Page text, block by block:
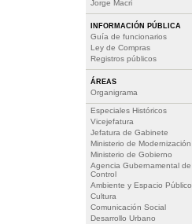
Jorge Macri
INFORMACIÓN PÚBLICA
Guía de funcionarios
Ley de Compras
Registros públicos
ÁREAS
Organigrama
Especiales Históricos
Vicejefatura
Jefatura de Gabinete
Ministerio de Modernización
Ministerio de Gobierno
Agencia Gubernamental de
Control
Ambiente y Espacio Público
Cultura
Comunicación Social
Desarrollo Urbano